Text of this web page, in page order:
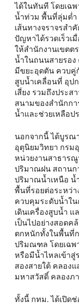
ได้ในทันที โดยเฉ
น้ำท่วม พื้นที่ลุ่มต่ำ
เส้นทางจราจรสำ
ปัญหาได้รวดเร็วเ
ให้สำนักงานเขตต
น้ำในถนนสายรอง
มีขยะอุดตัน ควบคู่
สูบน้ำเคลื่อนที่ อุป
เสี่ยง รวมถึงประส
สนามของสำนักกา
น้ำและช่วยเหลือ
นอกจากนี้ ได้บูรณ
อุตุนิยมวิทยา กรม
หน่วยงานสาธาร
ปริมาณฝน สถานก
ปริมาณน้ำเหนือ น้
พื้นที่รอยต่อระหว่า
ควบคุมระดับน้ำใน
เดินเครื่องสูบน้ำ แ
เป็นไปอย่างสอดค
ตกหนักทั้งในพื้นที่
ปริมณฑล โดยเฉพ
หรือมีน้ำไหลเข้าสู่
สองสายใต้ คลอง
มหาสวัสดิ์ คลองภ
ทั้งนี้ กทม. ได้เปิด